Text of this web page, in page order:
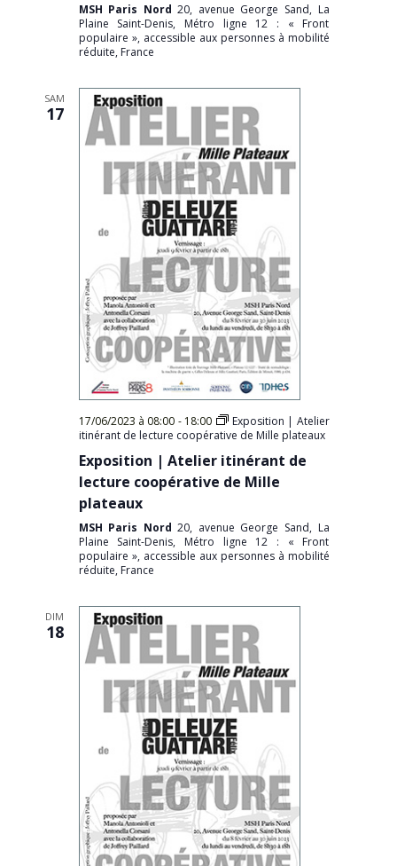
MSH Paris Nord20, avenue George Sand, La
Plaine Saint-Denis, Métro ligne 12 : « Front
populaire », accessible aux personnes à mobilité
réduite, France
SAM
17
17/06/2023 à 08:00 - 18:00
Exposition | Atelier
itinérant de lecture coopérative de Mille plateaux
Exposition | Atelier itinérant de
lecture coopérative de Mille
plateaux
MSH Paris Nord20, avenue George Sand, La
Plaine Saint-Denis, Métro ligne 12 : « Front
populaire », accessible aux personnes à mobilité
réduite, France
DIM
18